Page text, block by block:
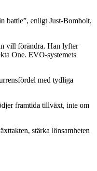
battle”, enligt Just-Bomholt,
vill förändra. Han lyfter
One. EVO-systemets
med tydliga
framtida tillväxt, inte om
stärka lönsamheten